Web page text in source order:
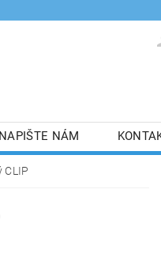
NAPIŠTE NÁM
CLIP